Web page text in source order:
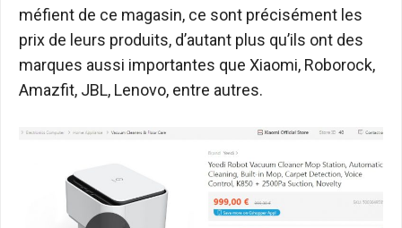
méfient de ce magasin, ce sont précisément les
prix de leurs produits, d’autant plus qu’ils ont des
marques aussi importantes que Xiaomi, Roborock,
Amazfit, JBL, Lenovo, entre autres.